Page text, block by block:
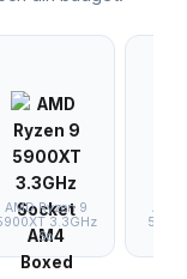
AMD Ryzen 9
3.3GHz
So
AMD